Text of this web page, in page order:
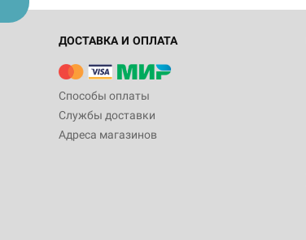
ДОСТАВКА И ОПЛАТА
Способы оплаты
Службы доставки
Адреса магазинов